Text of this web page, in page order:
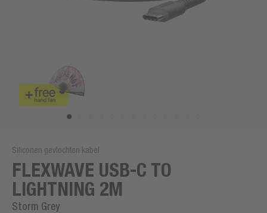
Siliconen gevlochten kabel
FLEXWAVE USB-C TO
LIGHTNING 2M
Storm Grey